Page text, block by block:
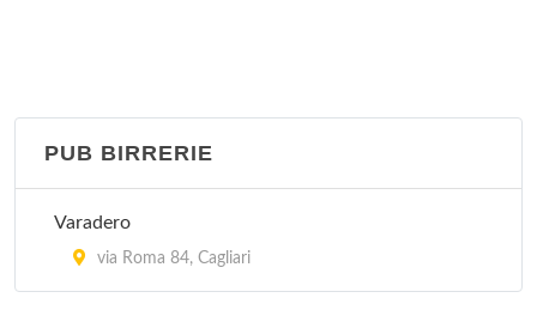
lungomare Del Poetto 236, Cagliari
Crazy bull
via Montecassino , Cagliari
PUB BIRRERIE
Varadero
via Roma 84, Cagliari